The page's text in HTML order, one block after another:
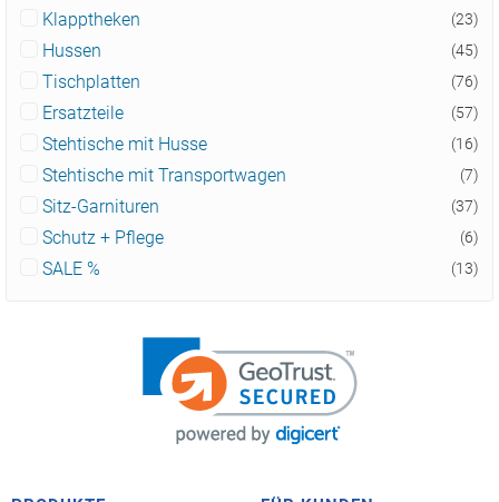
Klapptheken (23)
Hussen (45)
Tischplatten (76)
Ersatzteile (57)
Stehtische mit Husse (16)
Stehtische mit Transportwagen (7)
Sitz-Garnituren (37)
Schutz + Pflege (6)
SALE % (13)